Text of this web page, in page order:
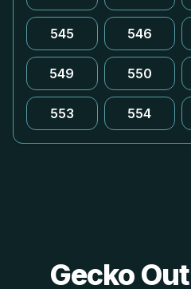
545 546
549 550
553 554
Gecko